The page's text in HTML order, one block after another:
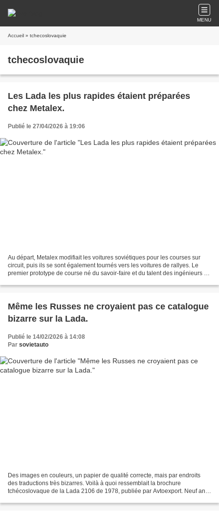
MENU
Accueil » tchecoslovaquie
tchecoslovaquie
Les Lada les plus rapides étaient préparées
chez Metalex.
Publié le 27/04/2026 à 19:06
Au départ, Metalex modifiait les voitures soviétiques pour les courses sur
circuit, puis ils se sont également tournés vers les voitures de rallyes. Le
premier prototype de course né du savoir-faire et du talent des ingénieurs et
Même les Russes ne croyaient pas ce catalogue
bizarre sur la Lada.
Publié le 14/02/2026 à 14:08
Par sovietauto
Des images en couleurs, un papier de qualité correcte, mais par endroits
des traductions très bizarres. Voilà à quoi ressemblait la brochure
tchécoslovaque de la Lada 2106 de 1978, publiée par Avtoexport. Neuf ans